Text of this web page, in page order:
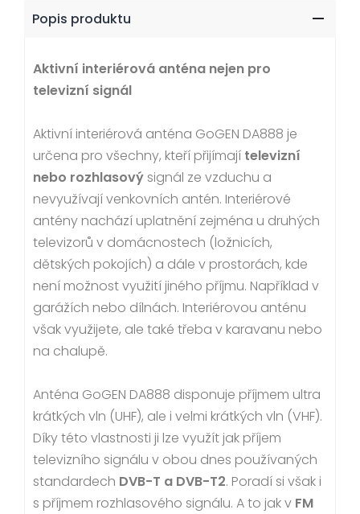
Popis produktu
Aktivní interiérová anténa nejen pro
televizní signál
Aktivní interiérová anténa GoGEN DA888 je
určena pro všechny, kteří přijímají televizní
nebo rozhlasový signál ze vzduchu a
nevyužívají venkovních antén. Interiérové
antény nachází uplatnění zejména u druhých
televizorů v domácnostech (ložnicích,
dětských pokojích) a dále v prostorách, kde
není možnost využití jiného příjmu. Například v
garážích nebo dílnách. Interiérovou anténu
však využijete, ale také třeba v karavanu nebo
na chalupě.
Anténa GoGEN DA888 disponuje příjmem ultra
krátkých vln (UHF), ale i velmi krátkých vln (VHF).
Díky této vlastnosti ji lze využít jak příjem
televizního signálu v obou dnes používaných
standardech DVB-T a DVB-T2. Poradí si však i
s příjmem rozhlasového signálu. A to jak v FM